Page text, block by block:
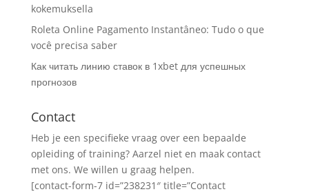
kokemuksella
Roleta Online Pagamento Instantâneo: Tudo o que
você precisa saber
Как читать линию ставок в 1xbet для успешных
прогнозов
Contact
Heb je een specifieke vraag over een bepaalde
opleiding of training? Aarzel niet en maak contact
met ons. We willen u graag helpen.
[contact-form-7 id=”238231″ title=”Contact